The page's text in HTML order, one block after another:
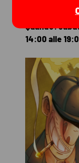
Festival a
Quando:
14:00 alle